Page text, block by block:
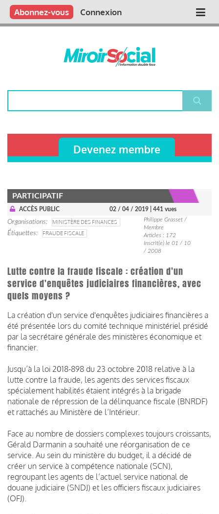
Aller
contenu
Main
Qui sommes nous ?
Vous publiez
Nous publions
Contactez-nous
Abonnez-vous Connexion
Devenez membre
PARTICIPATIF
ACCÈS PUBLIC 02 / 04 / 2019 | 441 vues
Organisations
MINISTÈRE DES FINANCES
Étiquettes
FRAUDE FISCALE
Philippe Grasset /
Membre
Articles : 172
Inscrit(e) le 01 / 10
/ 2008
Lutte contre la fraude fiscale : création d'un
service d'enquêtes judiciaires financières, avec
quels moyens ?
La création d'un service d'enquêtes judiciaires financières a
été présentée lors du comité technique ministériel présidé
par la secrétaire générale des ministères économique et
financier.
Jusqu’à la loi 2018-898 du 23 octobre 2018 relative à la
lutte contre la fraude, les agents des services fiscaux
spécialement habilités étaient intégrés à la brigade
nationale de répression de la délinquance fiscale (BNRDF)
et rattachés au Ministère de l’Intérieur.
Face au nombre de dossiers complexes toujours croissants,
Gérald Darmanin a souhaité une réorganisation de ce
service. Au sein du ministère du budget, il a décidé de
créer un service à compétence nationale (SCN),
regroupant les agents de l’actuel service national de
douane judiciaire (SNDJ) et les officiers fiscaux judiciaires
(OFJ).